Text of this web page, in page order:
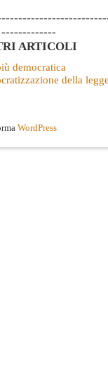
-------------
ARTICOLI
democratica
della
WordPress